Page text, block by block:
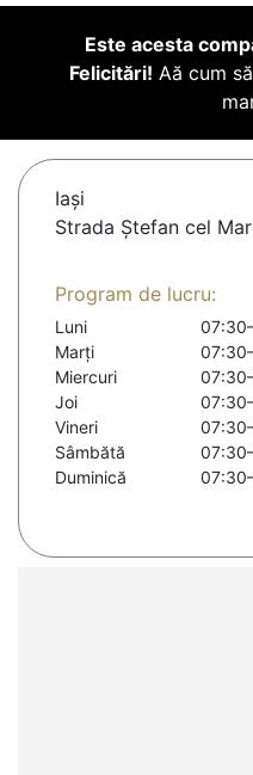
Este acesta
Felicitări! Aă cum
Iaşi
Strada Ștefan cel
Program de lucru:
Luni
Marți
Miercuri
Joi
Vineri
Sâmbătă
Duminică